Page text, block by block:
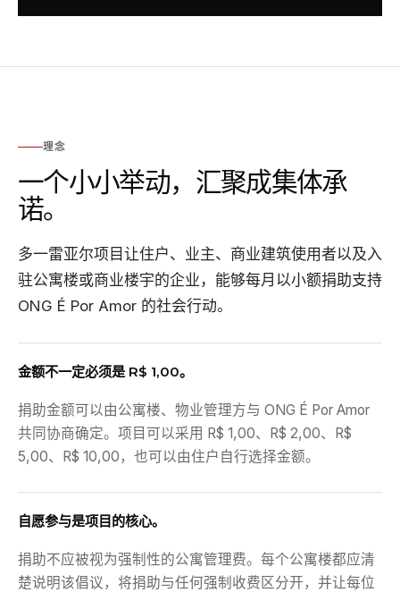
理念
一个小小举动，汇聚成集体承
诺。
多一雷亚尔项目让住户、业主、商业建筑使用者以及入
驻公寓楼或商业楼宇的企业，能够每月以小额捐助支持
ONG É Por Amor 的社会行动。
金额不一定必须是 R$ 1,00。
捐助金额可以由公寓楼、物业管理方与 ONG É Por Amor
共同协商确定。项目可以采用 R$ 1,00、R$ 2,00、R$
5,00、R$ 10,00，也可以由住户自行选择金额。
自愿参与是项目的核心。
捐助不应被视为强制性的公寓管理费。每个公寓楼都应清
楚说明该倡议，将捐助与任何强制收费区分开，并让每位